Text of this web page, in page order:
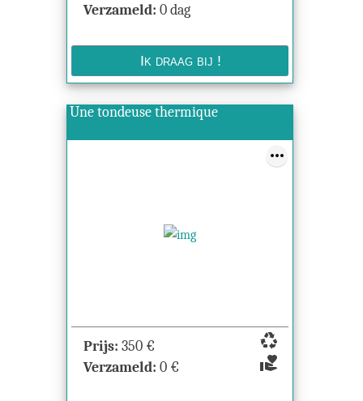
Verzameld: 0 dag
Une tondeuse thermique
recycling
volunteer_activism
Prijs: 350 €
Verzameld: 0 €